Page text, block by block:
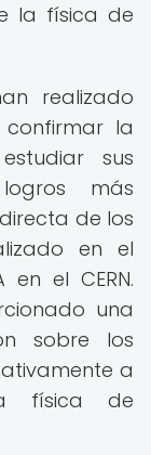
la física de
realizado
confirmar la
sus
más
de los
en el
el CERN.
una
sobre los
a
física de